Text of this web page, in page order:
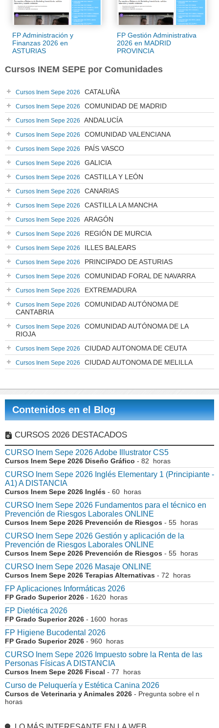
FP Administración y
Finanzas 2026 en
ASTURIAS
FP Gestión Administrativa
2026 en MADRID
PROVINCIA
Cursos INEM SEPE por Comunidades
Cursos Inem Sepe 2026 CATALUÑA
Cursos Inem Sepe 2026 COMUNIDAD DE MADRID
Cursos Inem Sepe 2026 ANDALUCÍA
Cursos Inem Sepe 2026 COMUNIDAD VALENCIANA
Cursos Inem Sepe 2026 PAÍS VASCO
Cursos Inem Sepe 2026 GALICIA
Cursos Inem Sepe 2026 CASTILLA Y LEÓN
Cursos Inem Sepe 2026 CANARIAS
Cursos Inem Sepe 2026 CASTILLA LA MANCHA
Cursos Inem Sepe 2026 ARAGÓN
Cursos Inem Sepe 2026 REGIÓN DE MURCIA
Cursos Inem Sepe 2026 ILLES BALEARS
Cursos Inem Sepe 2026 PRINCIPADO DE ASTURIAS
Cursos Inem Sepe 2026 COMUNIDAD FORAL DE NAVARRA
Cursos Inem Sepe 2026 EXTREMADURA
Cursos Inem Sepe 2026
COMUNIDAD AUTÓNOMA DE
CANTABRIA
Cursos Inem Sepe 2026
COMUNIDAD AUTÓNOMA DE LA
RIOJA
Cursos Inem Sepe 2026 CIUDAD AUTONOMA DE CEUTA
Cursos Inem Sepe 2026 CIUDAD AUTONOMA DE MELILLA
Contenidos en el Blog
CURSOS 2026 DESTACADOS
CURSO Inem Sepe 2026 Adobe Illustrator CS5
Cursos Inem Sepe 2026 Diseño Gráfico - 82 horas
CURSO Inem Sepe 2026 Inglés Elementary 1 (Principiante -
A1) A DISTANCIA
Cursos Inem Sepe 2026 Inglés - 60 horas
CURSO Inem Sepe 2026 Fundamentos para el técnico en
Prevención de Riesgos Laborales ONLINE
Cursos Inem Sepe 2026 Prevención de Riesgos - 55 horas
CURSO Inem Sepe 2026 Gestión y aplicación de la
Prevención de Riesgos Laborales ONLINE
Cursos Inem Sepe 2026 Prevención de Riesgos - 55 horas
CURSO Inem Sepe 2026 Masaje ONLINE
Cursos Inem Sepe 2026 Terapias Alternativas - 72 horas
FP Aplicaciones Informáticas 2026
FP Grado Superior 2026 - 1620 horas
FP Dietética 2026
FP Grado Superior 2026 - 1600 horas
FP Higiene Bucodental 2026
FP Grado Superior 2026 - 960 horas
CURSO Inem Sepe 2026 Impuesto sobre la Renta de las
Personas Físicas A DISTANCIA
Cursos Inem Sepe 2026 Fiscal - 77 horas
Curso de Peluquería y Estética Canina 2026
Cursos de Veterinaria y Animales 2026 - Pregunta sobre el n
horas